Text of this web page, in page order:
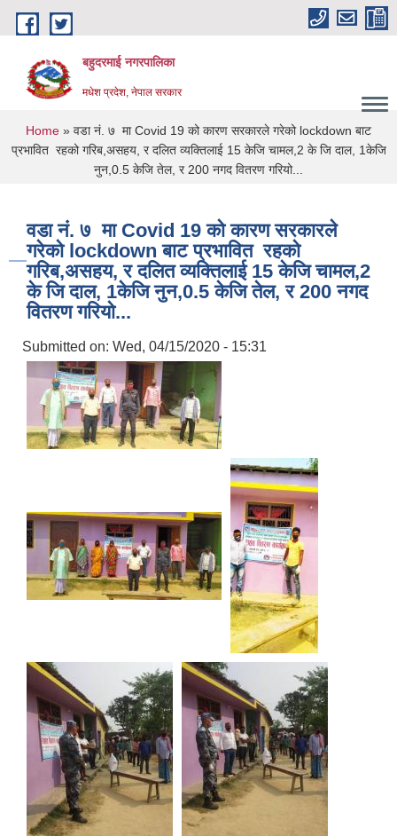
Skip to main content
बहुदरमाई नगरपालिका
मधेश प्रदेश, नेपाल सरकार
You are here
Home » वडा नं. ७ मा Covid 19 को कारण सरकारले गरेको lockdown बाट
प्रभावित रहको गरिब,असहय, र दलित व्यक्तिलाई 15 केजि चामल,2 के जि दाल, 1केजि
नुन,0.5 केजि तेल, र 200 नगद वितरण गरियो...
वडा नं. ७ मा Covid 19 को कारण सरकारले
गरेको lockdown बाट प्रभावित रहको
गरिब,असहय, र दलित व्यक्तिलाई 15 केजि चामल,2
के जि दाल, 1केजि नुन,0.5 केजि तेल, र 200 नगद
वितरण गरियो...
Submitted on: Wed, 04/15/2020 - 15:31